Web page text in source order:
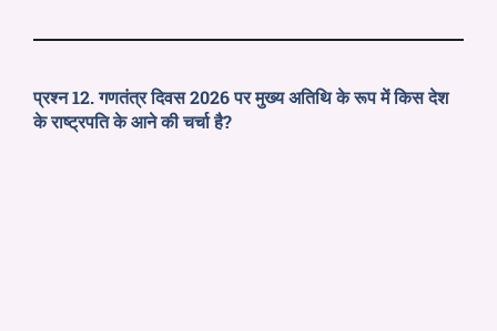
प्रश्न 12. गणतंत्र दिवस 2026 पर मुख्य अतिथि के रूप में किस देश
के राष्ट्रपति के आने की चर्चा है?